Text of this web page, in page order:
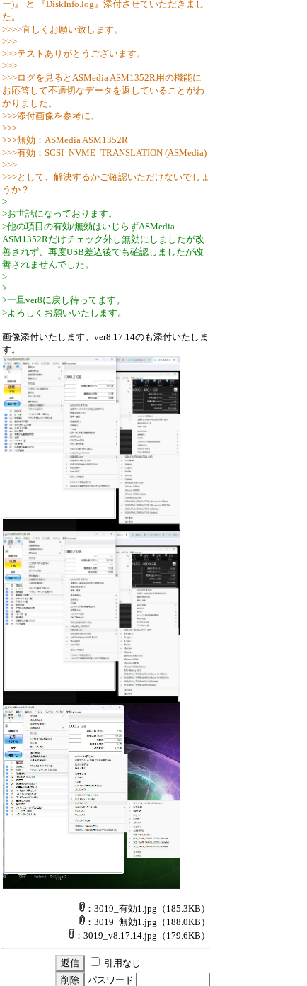
ー)』 と 『DiskInfo.log』添付させていただきまし
た。
>>>>宜しくお願い致します。
>>>
>>>テストありがとうございます。
>>>
>>>ログを見るとASMedia ASM1352R用の機能に
お応答して不適切なデータを返していることがわ
かりました。
>>>添付画像を参考に、
>>>
>>>無効：ASMedia ASM1352R
>>>有効：SCSI_NVME_TRANSLATION (ASMedia)
>>>
>>>として、解決するかご確認いただけないでしょ
うか？
>
>お世話になっております。
>他の項目の有効/無効はいじらずASMedia
ASM1352Rだけチェック外し無効にしましたが改
善されず、再度USB差込後でも確認しましたが改
善されませんでした。
>
>
>一旦ver8に戻し待ってます。
>よろしくお願いいたします。
画像添付いたします。ver8.17.14のも添付いたしま
す。
：3019_有効1.jpg （185.3KB）
：3019_無効1.jpg （188.0KB）
：3019_v8.17.14.jpg （179.6KB）
引用なし
パスワード